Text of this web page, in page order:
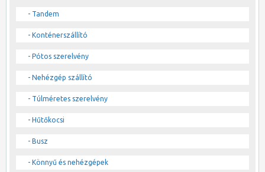
- Tandem
- Konténerszállító
- Pótos szerelvény
- Nehézgép szállító
- Túlméretes szerelvény
- Hűtőkocsi
- Busz
- Könnyű és nehézgépek